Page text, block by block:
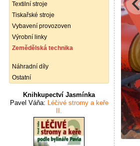
Textilní stroje
Tiskařské stroje
Vybavení provozoven
Výrobní linky
Zemědělská technika
Náhradní díly
Ostatní
Knihkupectví Jasmínka
Pavel Váňa: Léčivé stromy a keře
II.